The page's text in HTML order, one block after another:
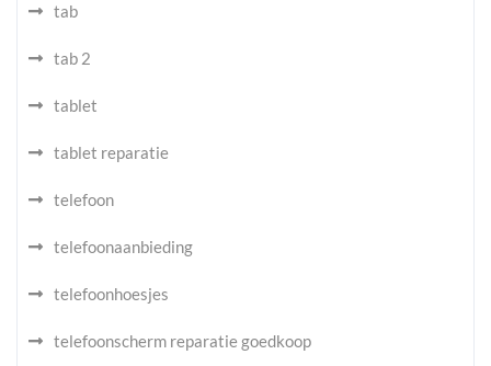
tab
tab 2
tablet
tablet reparatie
telefoon
telefoonaanbieding
telefoonhoesjes
telefoonscherm reparatie goedkoop